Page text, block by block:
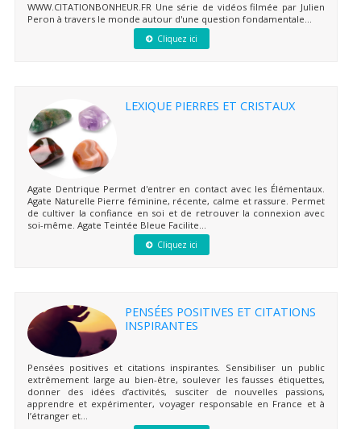
WWW.CITATIONBONHEUR.FR Une série de vidéos filmée par Julien
Peron à travers le monde autour d'une question fondamentale...
Cliquez ici
LEXIQUE PIERRES ET CRISTAUX
Agate Dentrique Permet d'entrer en contact avec les Élémentaux.
Agate Naturelle Pierre féminine, récente, calme et rassure. Permet
de cultiver la confiance en soi et de retrouver la connexion avec
soi-même. Agate Teintée Bleue Facilite...
Cliquez ici
PENSÉES POSITIVES ET CITATIONS
INSPIRANTES
Pensées positives et citations inspirantes. Sensibiliser un public
extrêmement large au bien-être, soulever les fausses étiquettes,
donner des idées d’activités, susciter de nouvelles passions,
apprendre et expérimenter, voyager responsable en France et à
l’étranger et...